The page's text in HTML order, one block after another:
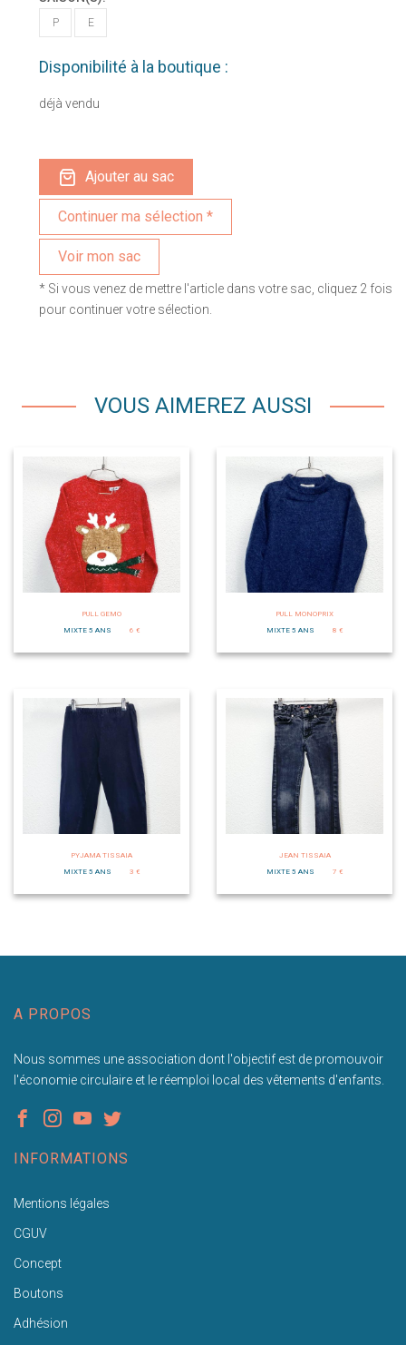
P E
Disponibilité à la boutique :
déjà vendu
Ajouter au sac
Voir mon sac
* Si vous venez de mettre l'article dans votre sac, cliquez 2 fois
pour continuer votre sélection.
VOUS AIMEREZ AUSSI
PULL GEMO
MIXTE 5 ANS
6 €
PULL MONOPRIX
MIXTE 5 ANS
8 €
PYJAMA TISSAIA
MIXTE 5 ANS
3 €
JEAN TISSAIA
MIXTE 5 ANS
7 €
A PROPOS
Nous sommes une association dont l'objectif est de promouvoir
l'économie circulaire et le réemploi local des vêtements d'enfants.
INFORMATIONS
Mentions légales
CGUV
Concept
Boutons
Adhésion